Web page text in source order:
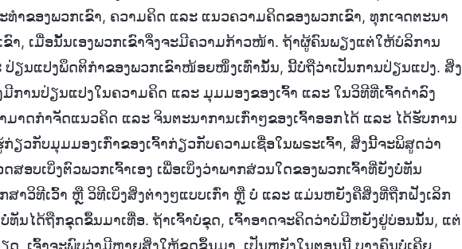
ທຳຂອງພວກເຂົາ, ຄວາມຄິດ ແລະ ແນວຄວາມຄິດຂອງພວກເຂົາ, ທຸກເຈດຕະນາ
າ, ເມື່ອນັ້ນເອງພວກເຂົາຈຶ່ງຈະມີຄວາມກ້າວໜ້າ. ຖ້າຜູ້ຄົນພຽງແຕ່ໃຫ້ບໍລິການ
ປ່ຽນແປງພຶດຕິກຳຂອງພວກເຂົາໜ້ອຍໜຶ່ງເທົ່ານັ້ນ, ນີ້ບໍ່ຖືວ່າເປັນການປ່ຽນແປງ. ສິ່ງ
ການປ່ຽນແປງໃນຄວາມຄິດ ແລະ ມຸມມອງຂອງເຈົ້າ ແລະ ໃນວິທີທີ່ເຈົ້າດຳລົງ
ມາດກຳຈັດແນວຄິດ ແລະ ຈິນຕະນາການເກົ່າໆຂອງເຈົ້າອອກໄດ້ ແລະ ໄດ້ຮັບການ
ຽວກັບມຸມມອງເກົ່າຂອງເຈົ້າກ່ຽວກັບຄວາມເຊື່ອໃນພຣະເຈົ້າ, ສິ່ງນີ້ຈະພິສູດວ່າ
ສອບເບິ່ງຕົວພວກເຈົ້າເອງ ເພື່ອເບິ່ງວ່າພາກສ່ວນໃດຂອງພວກເຈົ້າທີ່ຍັງບໍ່ທັນ
ສາວິທີເວົ້າ ຫຼື ວິທີເບິ່ງສິ່ງຕ່າງໆແບບເກົ່າ ຫຼື ບໍ່ ແລະ ແມ່ນຫຍັງຄືສິ່ງທີ່ຖືກຝັງເລິກ
ທັນໄດ້ຖືກຂຸດຂຶ້ນມາເທື່ອ. ຖ້າເຈົ້າບໍ່ຂຸດ, ເຈົ້າອາດຈະຄິດວ່າບໍ່ມີຫຍັງຢູ່ບ່ອນນັ້ນ, ແຕ່
ຽດ, ເຈົ້າຈະພົບວ່າມີຫຼາຍສິ່ງໃຫ້ຂຸດຂຶ້ນມາ. ເປັນຫຍັງໃນຕອນນີ້ ບາງຄົນບໍ່ເຄີຍ